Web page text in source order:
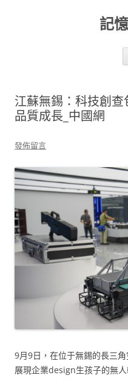
記
江蘇無錫：科技創
品質成長_中國網
發佈留言
9月9日，在位于無錫的長三
展現企業design生孩子的無人